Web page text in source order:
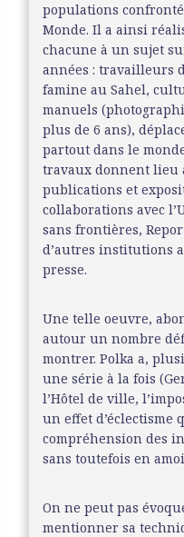
populations
Monde. Il a ainsi
chacune à un sujet
années : travailleurs
famine au Sahel,
manuels
plus de 6 ans),
partout dans le
travaux donnent lieu
publications et
collaborations avec
sans frontières,
d’autres institutions
presse.
Une telle oeuvre,
autour un nombre
montrer. Polka a,
une série à la fois
l’Hôtel de ville,
un effet d’éclectisme
compréhension des
sans toutefois en
On ne peut pas
mentionner sa